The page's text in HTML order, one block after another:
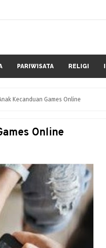
PARIWISATA RELIGI
Kecanduan Games Online
Online